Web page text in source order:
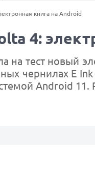
книга на Android
4:
на тест новый
чернилах E
Android 11.